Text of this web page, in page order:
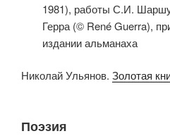
1981), работы С.И.
Герра (© René Guerra),
издании альманаха
Николай Ульянов. Золотая
Поэзия